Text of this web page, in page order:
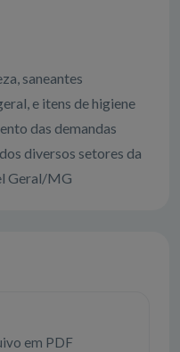
saneantes
e itens de higiene
das demandas
diversos setores da
Geral/MG
em PDF